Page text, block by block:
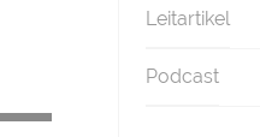
Leitartikel
Podcast